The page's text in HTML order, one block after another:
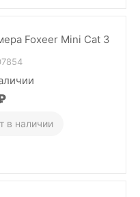
Foxeer Mini Cat 3
в наличии